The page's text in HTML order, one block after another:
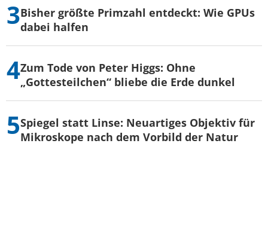
Bisher größte Primzahl entdeckt: Wie GPUs
dabei halfen
Zum Tode von Peter Higgs: Ohne
„Gottesteilchen“ bliebe die Erde dunkel
Spiegel statt Linse: Neuartiges Objektiv für
Mikroskope nach dem Vorbild der Natur